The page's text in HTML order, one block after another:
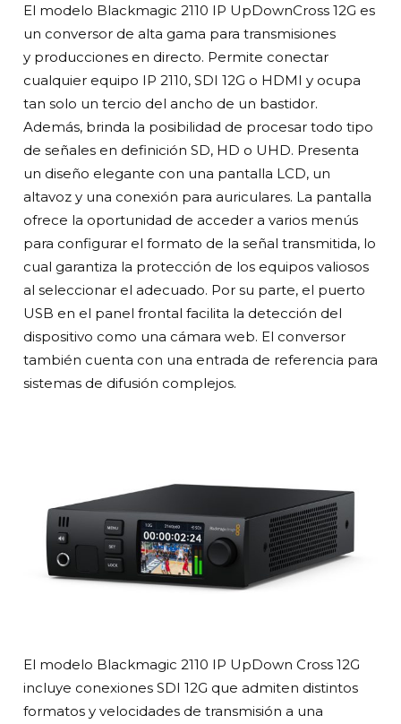
El modelo Blackmagic 2110 IP UpDownCross 12G es
un conversor de alta gama para transmisiones
y producciones en directo. Permite conectar
cualquier equipo IP 2110, SDI 12G o HDMI y ocupa
tan solo un tercio del ancho de un bastidor.
Además, brinda la posibilidad de procesar todo tipo
de señales en definición SD, HD o UHD. Presenta
un diseño elegante con una pantalla LCD, un
altavoz y una conexión para auriculares. La pantalla
ofrece la oportunidad de acceder a varios menús
para configurar el formato de la señal transmitida, lo
cual garantiza la protección de los equipos valiosos
al seleccionar el adecuado. Por su parte, el puerto
USB en el panel frontal facilita la detección del
dispositivo como una cámara web. El conversor
también cuenta con una entrada de referencia para
sistemas de difusión complejos.
El modelo Blackmagic 2110 IP UpDown Cross 12G
incluye conexiones SDI 12G que admiten distintos
formatos y velocidades de transmisión a una